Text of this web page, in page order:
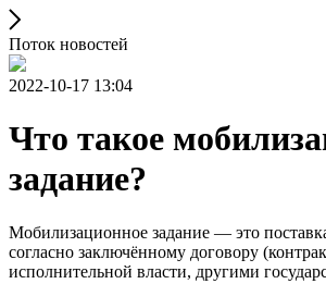
Поток новостей
2022-10-17 13:04
Что такое
задание?
Мобилизационное задание — это
согласно заключённому договору
исполнительной власти, другими